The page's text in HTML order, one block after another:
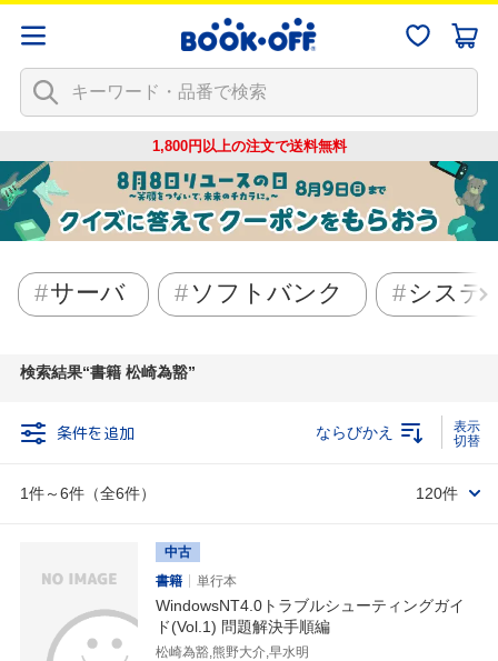
1,800円以上の注文で送料無料
サーバ ソフトバンク システ
検索結果 書籍 松崎為豁
条件を追加
1件～6件（全6件）
ならびかえ
120件
中古
書籍
単行本
WindowsNT4.0トラブルシューティングガイ
ド(Vol.1) 問題解決手順編
松崎為豁,熊野大介,早水明